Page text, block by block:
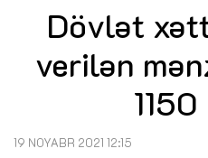
Dövlət
verilən
19 NOYABR 2021 12:15